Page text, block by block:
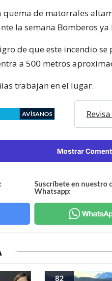
quema de matorrales
la semana Bomberos
de que este incendio
a 500 metros
trabajan en el lugar.
AVÍSANOS
Mostrar
Suscríbete en nuestro
Whatsapp:
82